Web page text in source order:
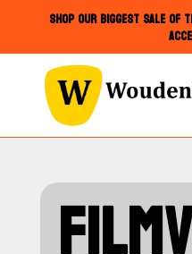
SHOP OUR BIGGEST SALE